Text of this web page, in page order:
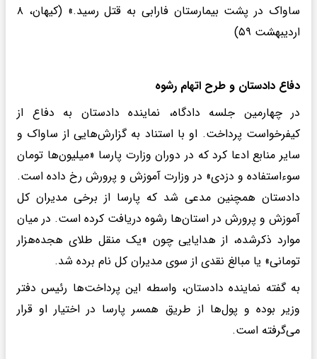
ساواک در پشت بیمارستان فارابی به قتل رسید.» (کیهان، ۸
اردیبهشت ۵۹)
دفاع دادستان و طرح اتهام رشوه
در چهارمین جلسه دادگاه، نماینده دادستان به دفاع از
کیفرخواست پرداخت. او با استناد به گزارش‌هایی از ساواک و
سایر منابع ادعا کرد که در دوران وزارت پارسا «میلیون‌ها تومان
سوءاستفاده و دزدی» در وزارت آموزش و پرورش رخ داده است.
دادستان همچنین مدعی شد که پارسا از برخی مدیران کل
آموزش و پرورش در استان‌ها رشوه دریافت کرده است. در میان
موارد ذکرشده، از هدایایی چون «یک منقل طلای هجده‌هزار
تومانی» یا مبالغ نقدی از سوی مدیران کل نام برده شد.
به گفته نماینده دادستان، واسطه این پرداخت‌ها رئیس دفتر
وزیر بوده و پول‌ها از طریق همسر پارسا در اختیار او قرار
می‌گرفته است.